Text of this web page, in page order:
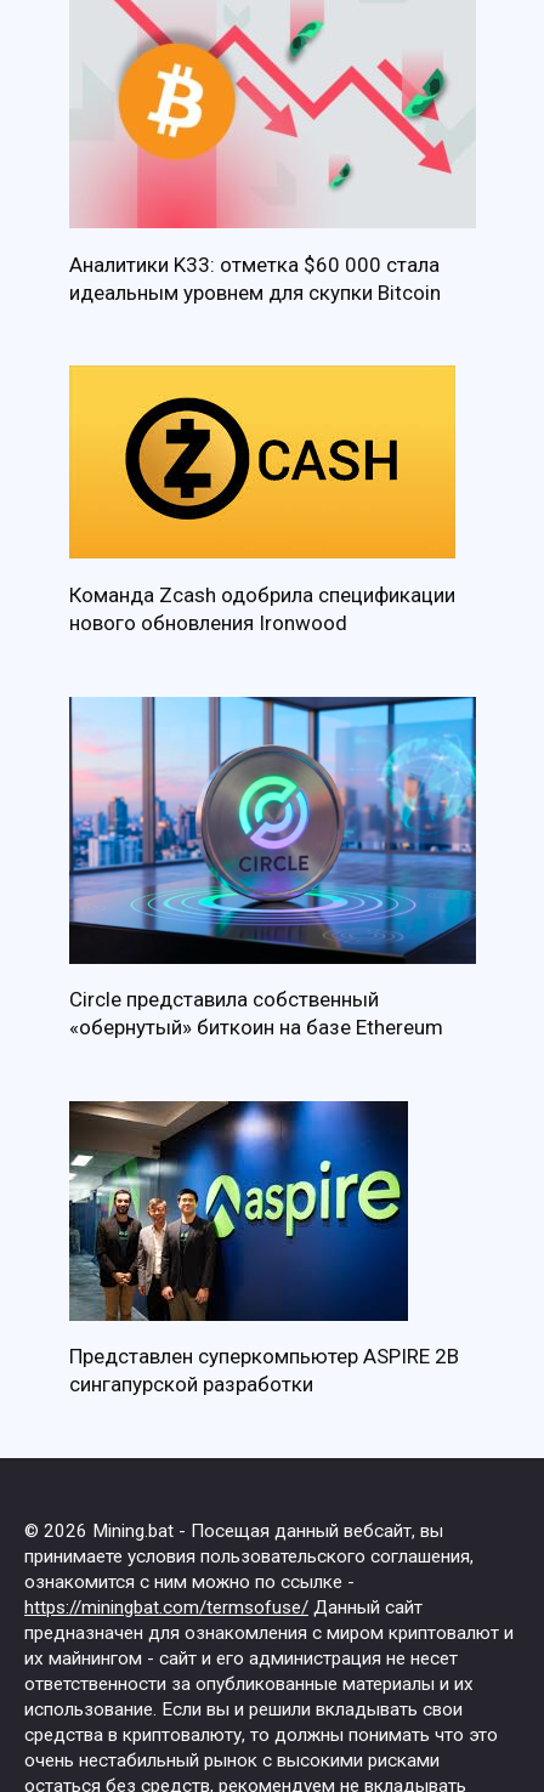
Аналитики K33: отметка $60 000 стала
идеальным уровнем для скупки Bitcoin
Команда Zcash одобрила спецификации
нового обновления Ironwood
Circle представила собственный
«обернутый» биткоин на базе Ethereum
Представлен суперкомпьютер ASPIRE 2B
сингапурской разработки
© 2026 Mining.bat - Посещая данный вебсайт, вы
принимаете условия пользовательского соглашения,
ознакомится с ним можно по ссылке -
https://miningbat.com/termsofuse/ Данный сайт
предназначен для ознакомления с миром криптовалют и
их майнингом - сайт и его администрация не несет
ответственности за опубликованные материалы и их
использование. Если вы и решили вкладывать свои
средства в криптовалюту, то должны понимать что это
очень нестабильный рынок с высокими рисками
остаться без средств, рекомендуем не вкладывать